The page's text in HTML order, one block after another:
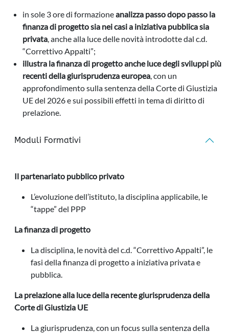
in sole 3 ore di formazioneanalizza passo dopo passo la
finanza di progetto sia nei casi a iniziativa pubblica sia
privata , anche alla luce delle novità introdotte dal c.d.
“Correttivo Appalti”;
illustra la finanza di progetto anche luce degli sviluppi più
recenti della giurisprudenza europea , con un
approfondimento sulla sentenza della Corte di Giustizia
UE del 2026 e sui possibili effetti in tema di diritto di
prelazione.
Moduli Formativi
Il partenariato pubblico privato
L’evoluzione dell’istituto, la disciplina applicabile, le
“tappe” del PPP
La finanza di progetto
La disciplina, le novità del c.d. “Correttivo Appalti”, le
fasi della finanza di progetto a iniziativa privata e
pubblica.
La prelazione alla luce della recente giurisprudenza della
Corte di Giustizia UE
La giurisprudenza, con un focus sulla sentenza della